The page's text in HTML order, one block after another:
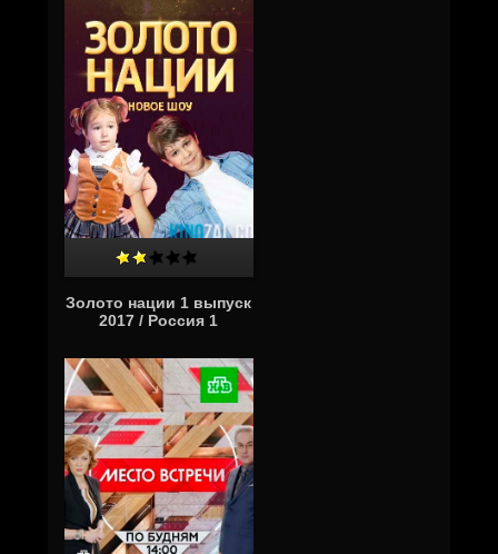
Золото нации 1 выпуск
2017 / Россия 1